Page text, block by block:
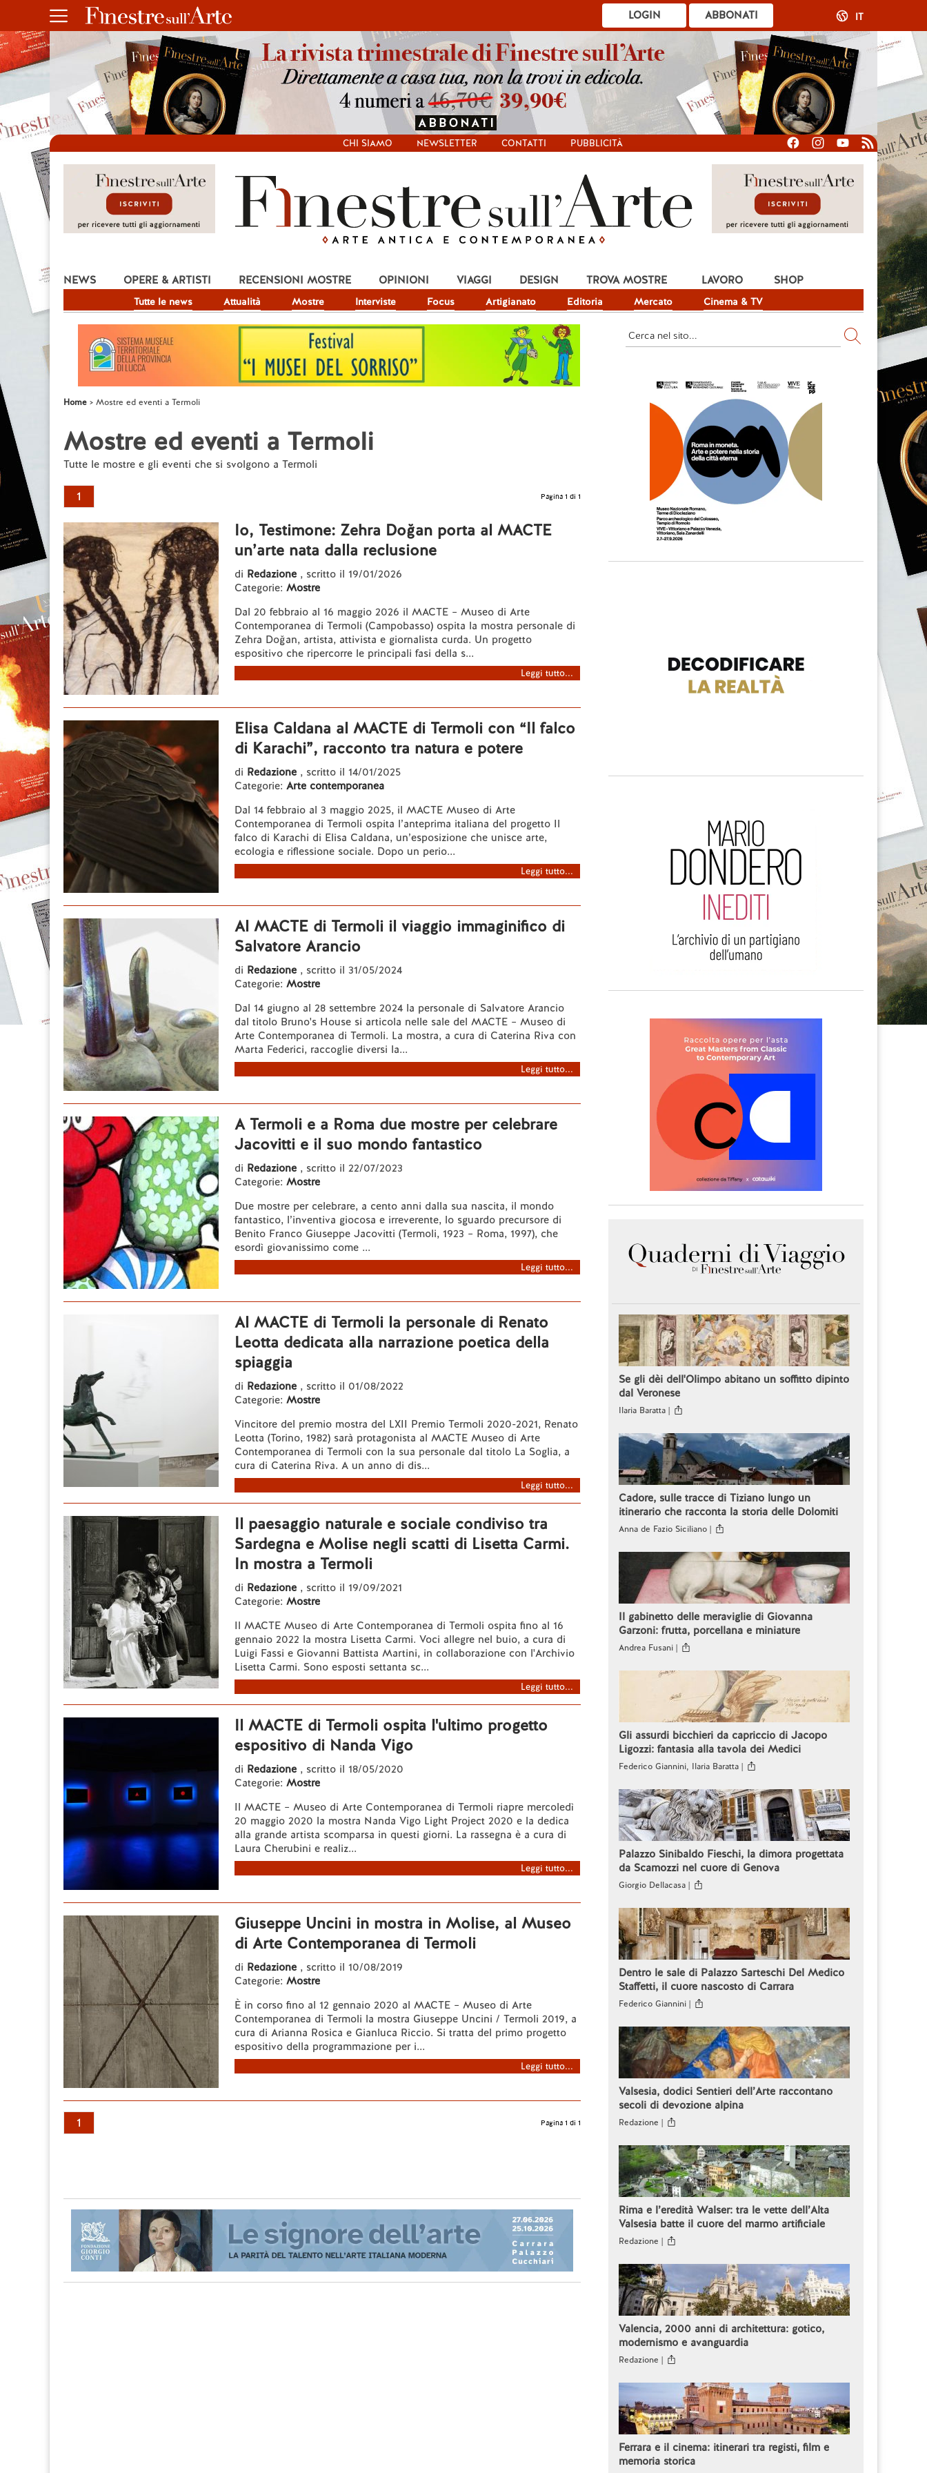
ABBONATI
LOGIN IT
CHI SIAMO NEWSLETTER CONTATTI PUBBLICITÀ
NEWS
Tutte le news Attualità Mostre Interviste Focus Artigianato Editoria Mercato Cinema & TV
OPERE & ARTISTI RECENSIONI MOSTRE OPINIONI VIAGGI DESIGN TROVA MOSTRE LAVORO SHOP
Home Mostre ed eventi a Termoli
Mostre ed eventi a Termoli
Tutte le mostre e gli eventi che si svolgono a Termoli
1 Pagina 1 di 1
Io, Testimone: Zehra Doğan porta al MACTE
un’arte nata dalla reclusione
di Redazione , scritto il 19/01/2026
Categorie: Mostre
Dal 20 febbraio al 16 maggio 2026 il MACTE – Museo di Arte
Contemporanea di Termoli (Campobasso) ospita la mostra personale di
Zehra Doğan, artista, attivista e giornalista curda. Un progetto
espositivo che ripercorre le principali fasi della s...
Leggi tutto...
Elisa Caldana al MACTE di Termoli con “Il falco
di Karachi”, racconto tra natura e potere
di Redazione , scritto il 14/01/2025
Categorie: Arte contemporanea
Dal 14 febbraio al 3 maggio 2025, il MACTE Museo di Arte
Contemporanea di Termoli ospita l’anteprima italiana del progetto Il
falco di Karachi di Elisa Caldana, un’esposizione che unisce arte,
ecologia e riflessione sociale. Dopo un perio...
Leggi tutto...
Al MACTE di Termoli il viaggio immaginifico di
Salvatore Arancio
di Redazione , scritto il 31/05/2024
Categorie: Mostre
Dal 14 giugno al 28 settembre 2024 la personale di Salvatore Arancio
dal titolo Bruno's House si articola nelle sale del MACTE – Museo di
Arte Contemporanea di Termoli. La mostra, a cura di Caterina Riva con
Marta Federici, raccoglie diversi la...
Leggi tutto...
A Termoli e a Roma due mostre per celebrare
Jacovitti e il suo mondo fantastico
di Redazione , scritto il 22/07/2023
Categorie: Mostre
Due mostre per celebrare, a cento anni dalla sua nascita, il mondo
fantastico, l’inventiva giocosa e irreverente, lo sguardo precursore di
Benito Franco Giuseppe Jacovitti (Termoli, 1923 – Roma, 1997), che
esordì giovanissimo come ...
Leggi tutto...
Al MACTE di Termoli la personale di Renato
Leotta dedicata alla narrazione poetica della
spiaggia
di Redazione , scritto il 01/08/2022
Categorie: Mostre
Vincitore del premio mostra del LXII Premio Termoli 2020-2021, Renato
Leotta (Torino, 1982) sarà protagonista al MACTE Museo di Arte
Contemporanea di Termoli con la sua personale dal titolo La Soglia, a
cura di Caterina Riva. A un anno di dis...
Leggi tutto...
Il paesaggio naturale e sociale condiviso tra
Sardegna e Molise negli scatti di Lisetta Carmi.
In mostra a Termoli
di Redazione , scritto il 19/09/2021
Categorie: Mostre
Il MACTE Museo di Arte Contemporanea di Termoli ospita fino al 16
gennaio 2022 la mostra Lisetta Carmi. Voci allegre nel buio, a cura di
Luigi Fassi e Giovanni Battista Martini, in collaborazione con l'Archivio
Lisetta Carmi. Sono esposti settanta sc...
Leggi tutto...
Il MACTE di Termoli ospita l'ultimo progetto
espositivo di Nanda Vigo
di Redazione , scritto il 18/05/2020
Categorie: Mostre
Il MACTE – Museo di Arte Contemporanea di Termoli riapre mercoledì
20 maggio 2020 la mostra Nanda Vigo Light Project 2020 e la dedica
alla grande artista scomparsa in questi giorni. La rassegna è a cura di
Laura Cherubini e realiz...
Leggi tutto...
Giuseppe Uncini in mostra in Molise, al Museo
di Arte Contemporanea di Termoli
di Redazione , scritto il 10/08/2019
Categorie: Mostre
È in corso fino al 12 gennaio 2020 al MACTE – Museo di Arte
Contemporanea di Termoli la mostra Giuseppe Uncini / Termoli 2019, a
cura di Arianna Rosica e Gianluca Riccio. Si tratta del primo progetto
espositivo della programmazione per i...
Leggi tutto...
1 Pagina 1 di 1
Se gli dèi dell'Olimpo abitano un soffitto dipinto
dal Veronese
Ilaria Baratta |
Cadore, sulle tracce di Tiziano lungo un
itinerario che racconta la storia delle Dolomiti
Anna de Fazio Siciliano |
Il gabinetto delle meraviglie di Giovanna
Garzoni: frutta, porcellana e miniature
Andrea Fusani |
Gli assurdi bicchieri da capriccio di Jacopo
Ligozzi: fantasia alla tavola dei Medici
Federico Giannini, Ilaria Baratta |
Palazzo Sinibaldo Fieschi, la dimora progettata
da Scamozzi nel cuore di Genova
Giorgio Dellacasa |
Dentro le sale di Palazzo Sarteschi Del Medico
Staffetti, il cuore nascosto di Carrara
Federico Giannini |
Valsesia, dodici Sentieri dell’Arte raccontano
secoli di devozione alpina
Redazione |
Rima e l’eredità Walser: tra le vette dell’Alta
Valsesia batte il cuore del marmo artificiale
Redazione |
Valencia, 2000 anni di architettura: gotico,
modernismo e avanguardia
Redazione |
Ferrara e il cinema: itinerari tra registi, film e
memoria storica